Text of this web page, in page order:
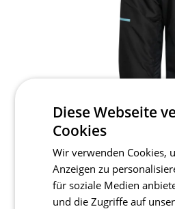
Diese Webseite
Cookies
Wir verwenden Cookies,
Anzeigen zu
für soziale Medien
und die Zugriffe auf